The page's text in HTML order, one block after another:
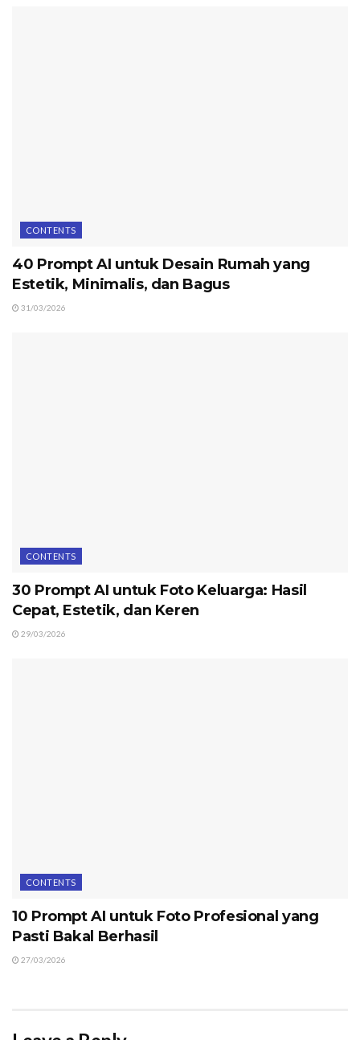
CONTENTS
40 Prompt AI untuk Desain Rumah yang
Estetik, Minimalis, dan Bagus
31/03/2026
CONTENTS
30 Prompt AI untuk Foto Keluarga: Hasil
Cepat, Estetik, dan Keren
29/03/2026
CONTENTS
10 Prompt AI untuk Foto Profesional yang
Pasti Bakal Berhasil
27/03/2026